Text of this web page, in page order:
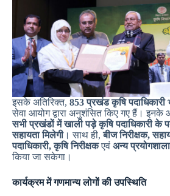
इसके अतिरिक्त, 853 प्रखंड कृषि पदाधिकारी
सेवा आयोग द्वारा अनुशंसित किए गए हैं।
सभी प्रखंडों में खाली पड़े कृषि पदाधिकारी के
सहायता मिलेगी। साथ ही,बीज निरीक्षक,
पदाधिकारी, कृषि निरीक्षकएवं अन्य
किया जा सकेगा।
कार्यक्रम में गणमान्य लोगों की उपस्थिति